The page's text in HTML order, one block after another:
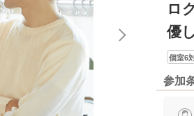
ロ
優
個室6
参加